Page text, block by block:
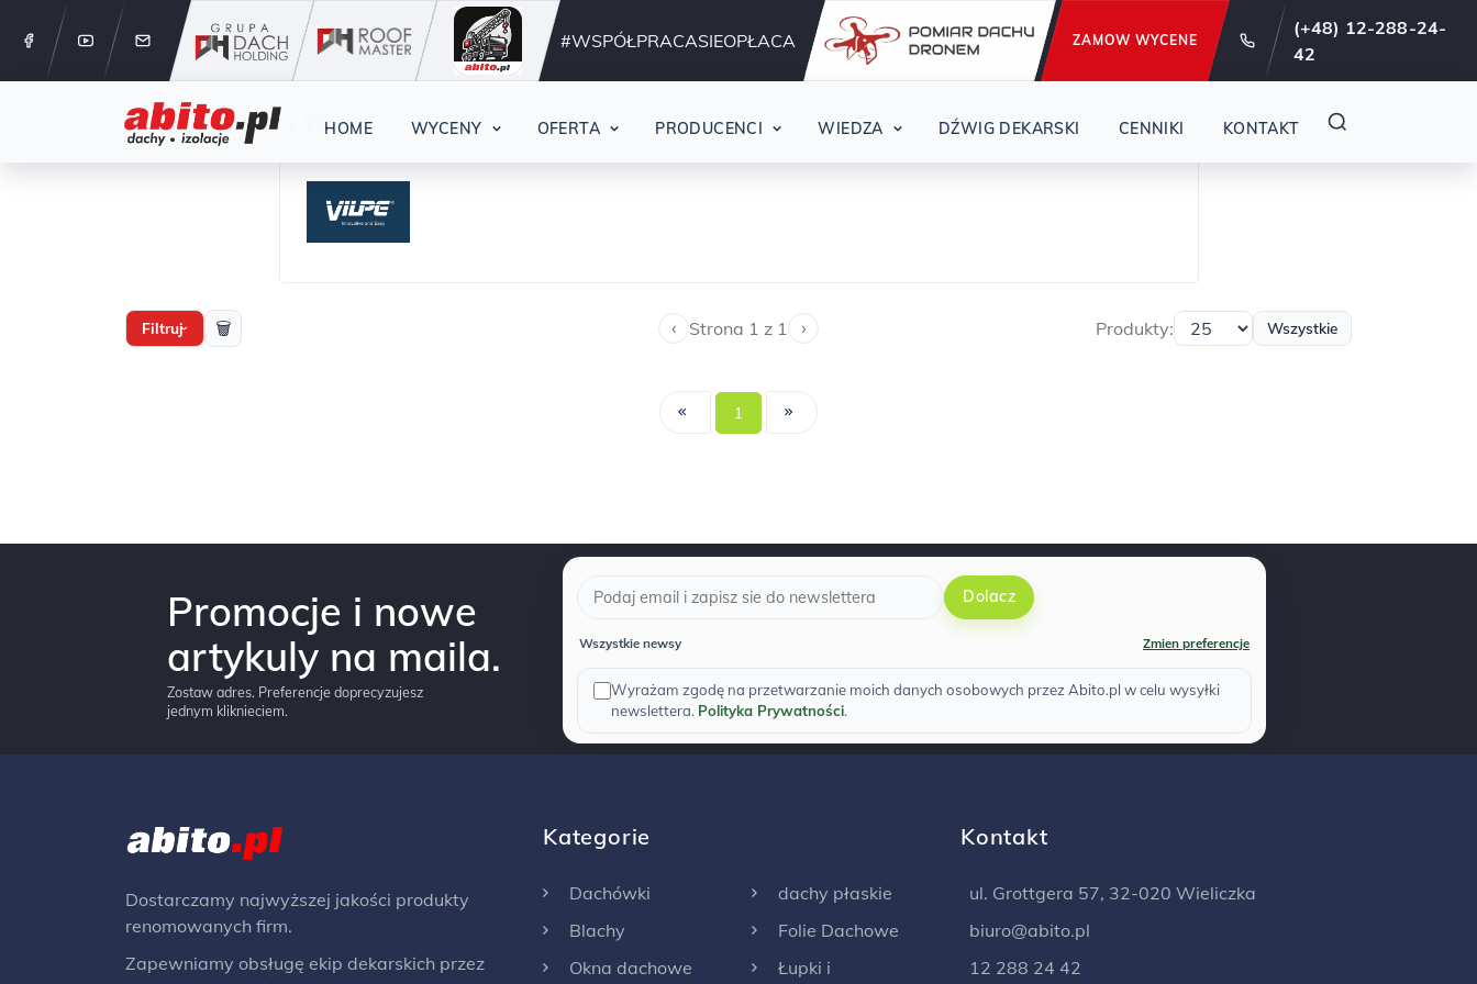
12 288 24 42 Działamy nieprzerwanie od 29 lat !
#WSPÓŁPRACASIEOPŁACA ZAMOW WYCENE
(+48) 12-288-24-
42
HOME WYCENY OFERTA PRODUCENCI WIEDZA DŹWIG DEKARSKI CENNIKI KONTAKT
Start Producenci Vilpe
Filtruj› 🗑 ‹ Strona 1 z 1 › Produkty: Wszystkie
1
Promocje i nowe
artykuly na maila.
Zostaw adres. Preferencje doprecyzujesz
jednym kliknieciem.
Dolacz
Wszystkie newsy Zmien preferencje
Wyrażam zgodę na przetwarzanie moich danych osobowych przez Abito.pl w celu wysyłki
newslettera. Polityka Prywatności.
Dostarczamy najwyższej jakości produkty
renomowanych firm.
Zapewniamy obsługę ekip dekarskich przez
Kategorie
Dachówki
Blachy
Okna dachowe
dachy płaskie
Folie Dachowe
Łupki i
Kontakt
ul. Grottgera 57, 32-020 Wieliczka
biuro@abito.pl
12 288 24 42